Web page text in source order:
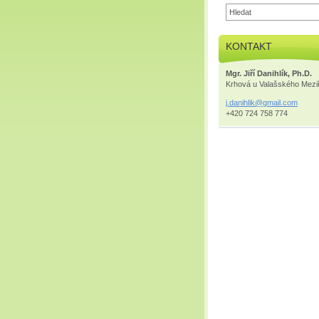
KONTAKT
Mgr. Jiří Danihlík, Ph.D.
Krhová u Valašského
j.danihlik@gmail .com
+420 724 758 774